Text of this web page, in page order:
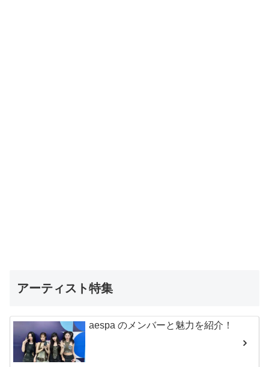
アーティスト特集
aespa のメンバーと魅力を紹介！